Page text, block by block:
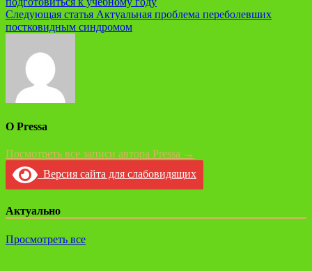
Следующая статья Актуальная проблема переболевших
постковидным синдромом
О Pressa
Посмотреть все записи автора Pressa →
Версия сайта для слабовидящих
Актуально
Просмотреть все